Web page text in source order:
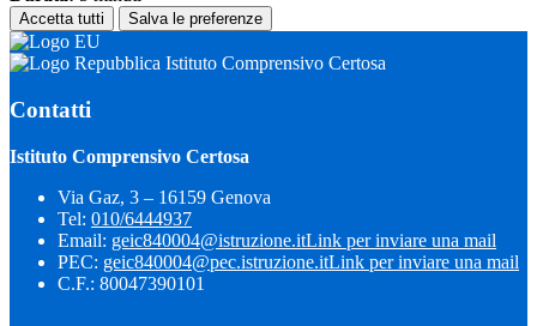
Accetta tutti Salva le preferenze
Istituto Comprensivo Certosa
Contatti
Istituto Comprensivo Certosa
Via Gaz, 3 – 16159 Genova
Tel: 010/6444937
Email: geic840004@istruzione.itLink per inviare una mail
PEC: geic840004@pec.istruzione.itLink per inviare una mail
C.F.: 80047390101